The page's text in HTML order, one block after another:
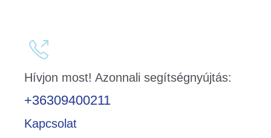

Hívjon most! Azonnali segítségnyújtás:
+36309400211
Kapcsolat